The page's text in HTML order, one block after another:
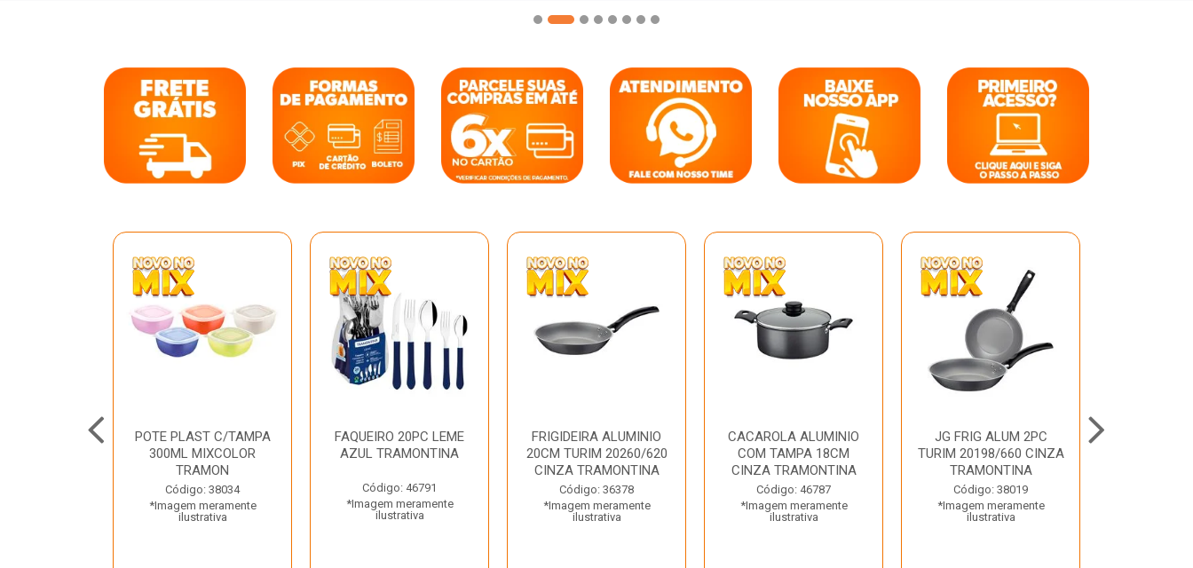
POTE PLAST C/TAMPA
300ML MIXCOLOR
TRAMON
Código: 38034
*Imagem meramente
ilustrativa
FAQUEIRO 20PC LEME
AZUL TRAMONTINA
Código: 46791
*Imagem meramente
ilustrativa
FRIGIDEIRA ALUMINIO
20CM TURIM 20260/620
CINZA TRAMONTINA
Código: 36378
*Imagem meramente
ilustrativa
CACAROLA ALUMINIO
COM TAMPA 18CM
CINZA TRAMONTINA
Código: 46787
*Imagem meramente
ilustrativa
JG FRIG ALUM 2PC
TURIM 20198/660 CINZA
TRAMONTINA
Código: 38019
*Imagem meramente
ilustrativa